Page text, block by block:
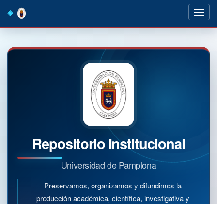
navigation
Repositorio Institucional
Universidad de Pamplona
Preservamos, organizamos y difundimos la
producción académica, científica, investigativa y